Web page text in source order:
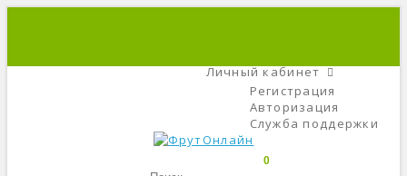
Личный кабинет
Регистрация
Авторизация
Служба поддержки
0